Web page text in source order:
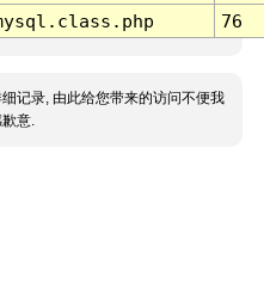
76
记录, 由此给您带来的访问不便我
意.